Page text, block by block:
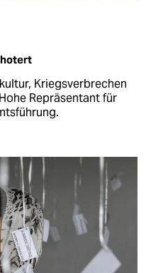
Kriegsverbrechen
Repräsentant für